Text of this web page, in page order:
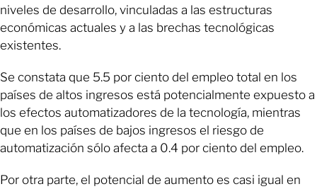
niveles de desarrollo, vinculadas a las estructuras
económicas actuales y a las brechas tecnológicas
existentes.
Se constata que 5.5 por ciento del empleo total en los
países de altos ingresos está potencialmente expuesto a
los efectos automatizadores de la tecnología, mientras
que en los países de bajos ingresos el riesgo de
automatización sólo afecta a 0.4 por ciento del empleo.
Por otra parte, el potencial de aumento es casi igual en